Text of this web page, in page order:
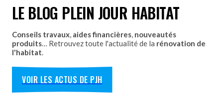
DÉCOUVRIR
LE BLOG PLEIN JOUR HABITAT
Conseils travaux, aides financières, nouveautés
produits… Retrouvez toute l'actualité de la rénovation de
l'habitat.
VOIR LES ACTUS DE PJH